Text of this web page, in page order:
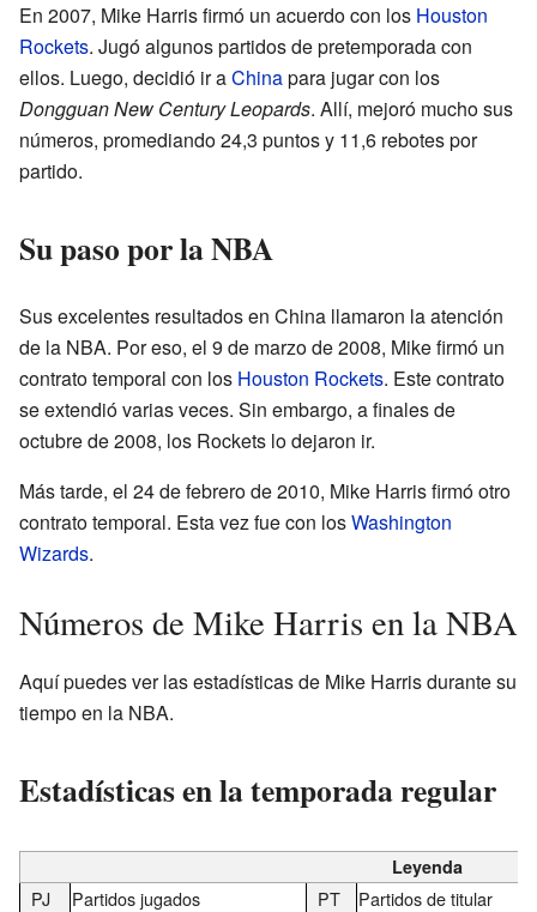
En 2007, Mike Harris firmó un acuerdo con los Houston
Rockets. Jugó algunos partidos de pretemporada con
ellos. Luego, decidió ir aChinapara jugar con los
Dongguan New Century Leopards. Allí, mejoró mucho sus
números, promediando 24,3 puntos y 11,6 rebotes por
partido.
Su paso por la NBA
Sus excelentes resultados en China llamaron la atención
de la NBA. Por eso, el 9 de marzo de 2008, Mike firmó un
contrato temporal con los Houston Rockets. Este contrato
se extendió varias veces. Sin embargo, a finales de
octubre de 2008, los Rockets lo dejaron ir.
Más tarde, el 24 de febrero de 2010, Mike Harris firmó otro
contrato temporal. Esta vez fue con losWashington
Wizards.
Números de Mike Harris en la NBA
Aquí puedes ver las estadísticas de Mike Harris durante su
tiempo en la NBA.
Estadísticas en la temporada regular
Leyenda
PJ Partidos jugados PT
Partidos de titular